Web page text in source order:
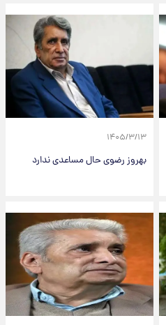
۱۴۰۵/۳/۱۳
بهروز رضوی حال مساعدی ندارد